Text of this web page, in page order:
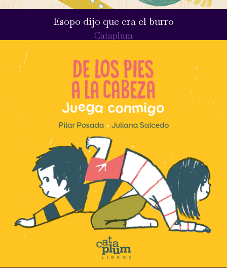
Esopo dijo que era el burro
Cataplum